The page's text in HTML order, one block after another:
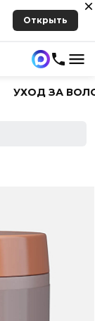
Открыть
УХОД ЗА